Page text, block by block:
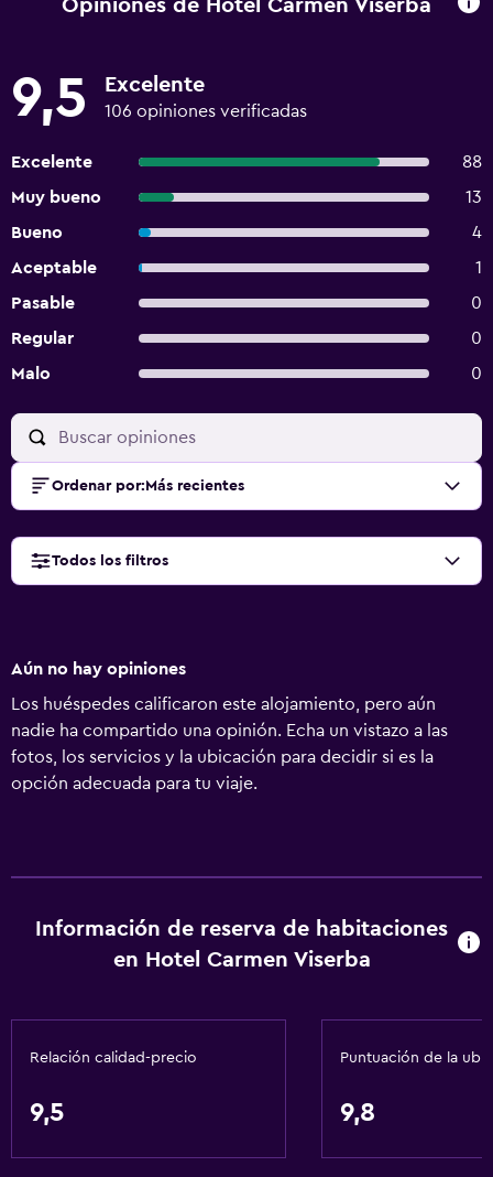
Opiniones de Hotel Carmen Viserba
9,5 Excelente
106 opiniones verificadas
Excelente
88
Muy bueno
13
Bueno
4
Aceptable
1
Pasable
0
Regular
0
Malo
0
Ordenar por: Más recientes
Todos los filtros
Aún no hay opiniones
Los huéspedes calificaron este alojamiento, pero aún
nadie ha compartido una opinión. Echa un vistazo a las
fotos, los servicios y la ubicación para decidir si es la
opción adecuada para tu viaje.
Información de reserva de habitaciones
en Hotel Carmen Viserba
Relación calidad-precio
9,5
Puntuación de la
9,8